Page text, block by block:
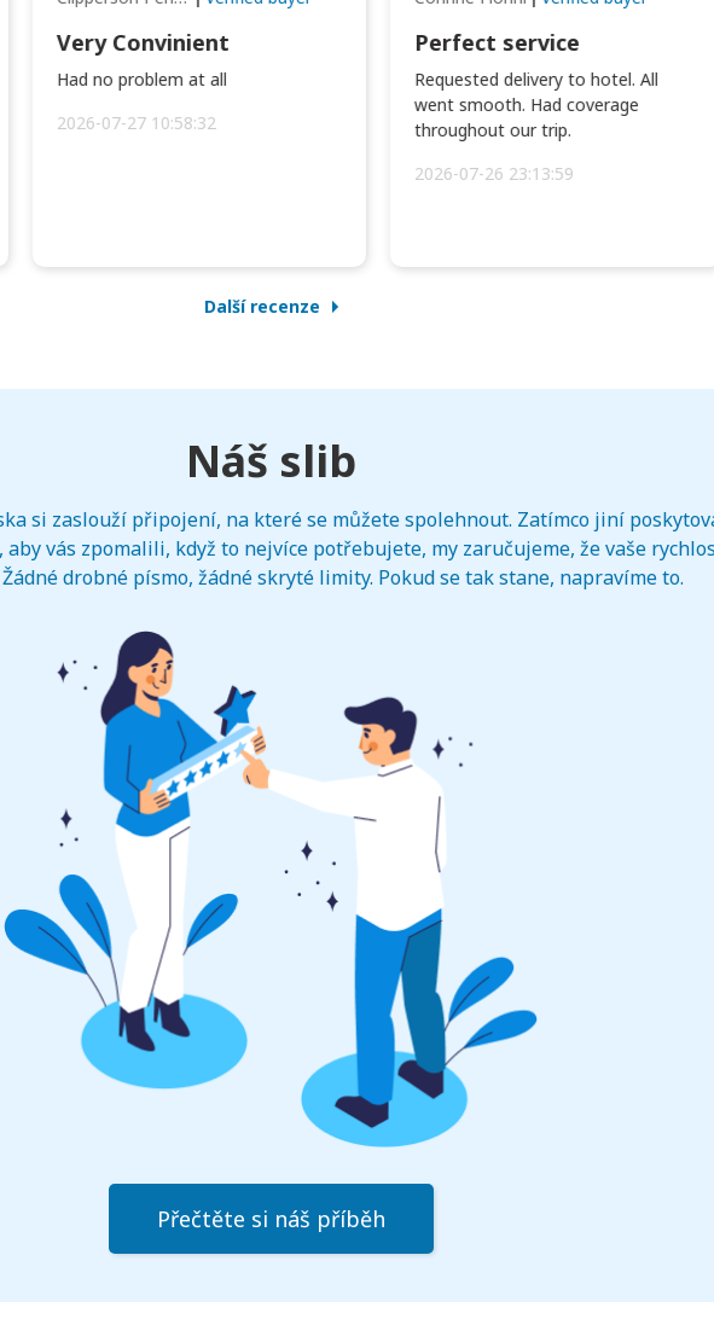
Very Convinient
Had no problem at all
2026-07-27 10:58:32
Perfect service
Requested delivery to hotel. All
went smooth. Had coverage
throughout our trip.
2026-07-26 23:13:59
Další recenze
Náš slib
si zaslouží připojení, na které se můžete spolehnout. Zatímco jiní
vás zpomalili, když to nejvíce potřebujete, my zaručujeme, že vaše
drobné písmo, žádné skryté limity. Pokud se tak stane, napravíme to.
Přečtěte si náš příběh